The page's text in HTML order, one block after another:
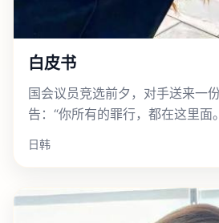
白皮书
国会议员竞选前夕，对手送来一
告：“你所有的罪行，都在这里面
日韩